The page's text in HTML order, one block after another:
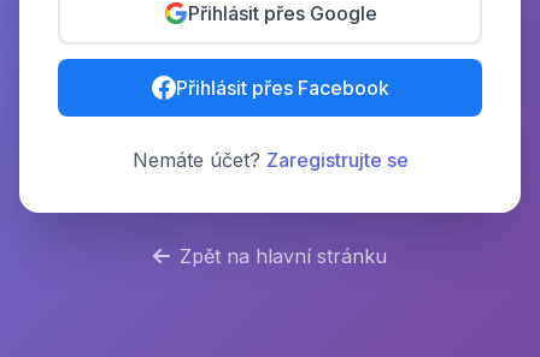
Přihlásit přes Google
Přihlásit přes Facebook
Nemáte účet? Zaregistrujte se
Zpět na hlavní stránku